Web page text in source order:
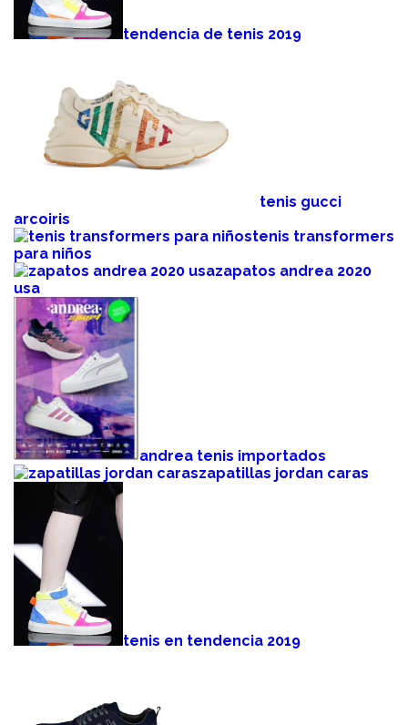
tendencia de tenis 2019
tenis gucci
arcoiris
tenis transformers
para niños
zapatos andrea 2020
usa
andrea tenis importados
zapatillas jordan caras
tenis en tendencia 2019